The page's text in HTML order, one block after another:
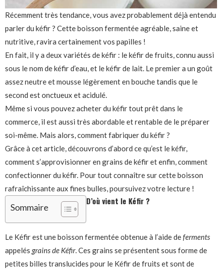
Récemment très tendance, vous avez probablement déjà entendu
parler du kéfir ? Cette boisson fermentée agréable, saine et
nutritive, ravira certainement vos papilles !
En fait, il y a deux variétés de kéfir : le kéfir de fruits, connu aussi
sous le nom de kéfir d’eau, et le kéfir de lait. Le premier a un goût
assez neutre et mousse légèrement en bouche tandis que le
second est onctueux et acidulé.
Même si vous pouvez acheter du kéfir tout prêt dans le
commerce, il est aussi très abordable et rentable de le préparer
soi-même. Mais alors, comment fabriquer du kéfir ?
Grâce à cet article, découvrons d’abord ce qu’est le kéfir,
comment s’approvisionner en grains de kéfir et enfin, comment
confectionner du kéfir. Pour tout connaître sur cette boisson
rafraîchissante aux fines bulles, poursuivez votre lecture !
Sommaire
D’où vient le Kéfir ?
Le Kéfir est une boisson fermentée obtenue à l’aide deferments
appelés grains de Kéfir. Ces grains se présentent sous forme de
petites billes translucides pour le Kéfir de fruits et sont de